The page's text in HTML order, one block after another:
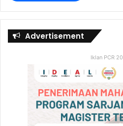
Advertisement
Iklan PCR